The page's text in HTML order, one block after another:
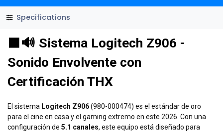
Specifications
⬛🔊 Sistema Logitech Z906 -
Sonido Envolvente con
Certificación THX
El sistema Logitech Z906(980-000474) es el estándar de oro
para el cine en casa y el gaming extremo en este 2026. Con una
configuración de 5.1 canales, este equipo está diseñado para